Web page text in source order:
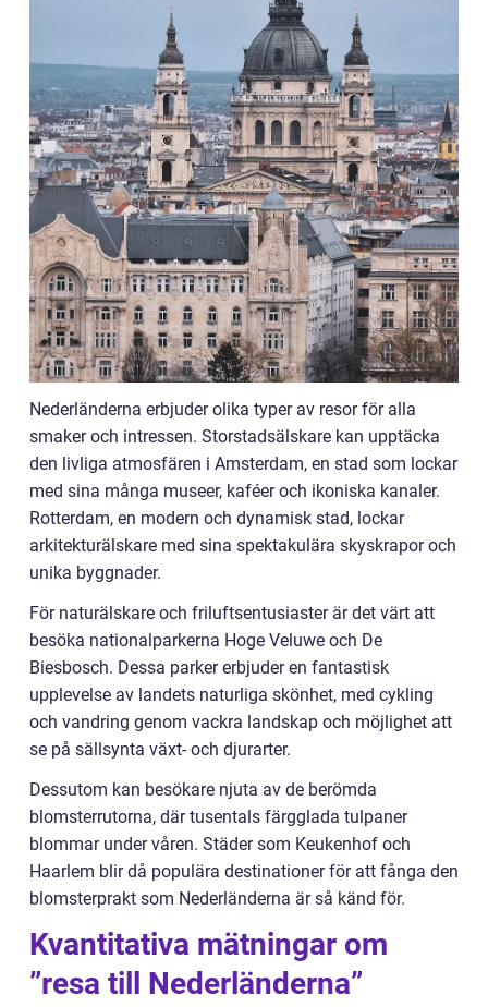
Nederländerna erbjuder olika typer av resor för alla
smaker och intressen. Storstadsälskare kan upptäcka
den livliga atmosfären i Amsterdam, en stad som lockar
med sina många museer, kaféer och ikoniska kanaler.
Rotterdam, en modern och dynamisk stad, lockar
arkitekturälskare med sina spektakulära skyskrapor och
unika byggnader.
För naturälskare och friluftsentusiaster är det värt att
besöka nationalparkerna Hoge Veluwe och De
Biesbosch. Dessa parker erbjuder en fantastisk
upplevelse av landets naturliga skönhet, med cykling
och vandring genom vackra landskap och möjlighet att
se på sällsynta växt- och djurarter.
Dessutom kan besökare njuta av de berömda
blomsterrutorna, där tusentals färgglada tulpaner
blommar under våren. Städer som Keukenhof och
Haarlem blir då populära destinationer för att fånga den
blomsterprakt som Nederländerna är så känd för.
Kvantitativa mätningar om
”resa till Nederländerna”